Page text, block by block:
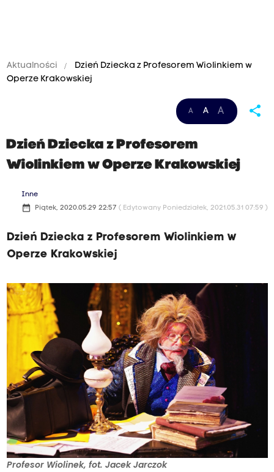
Aktualności
Dzień Dziecka z Profesorem Wiolinkiem w
Operze Krakowskiej
A A A share
Dzień Dziecka z Profesorem
Wiolinkiem w Operze Krakowskiej
Inne
date_range Piątek, 2020.05.29 22:57 ( Edytowany Poniedziałek, 2021.05.31 07:59 )
Dzień Dziecka z Profesorem Wiolinkiem w
Operze Krakowskiej
Profesor Wiolinek, fot. Jacek Jarczok